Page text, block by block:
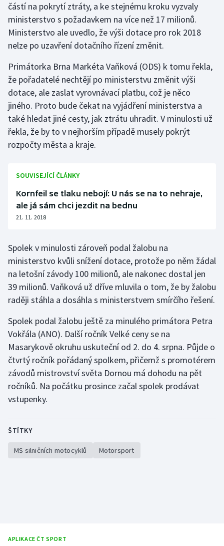
Jezdectví
Judo
Lezení
Lyže a snowboard
Moderní pětiboj
Olympijské hry
Parasport
Plážový volejbal
Ragby
Rychlobruslení
Rychlostní kanoistika
Short track
Sportovní střelba
Stolní tenis
částí na pokrytí ztráty, a ke stejnému kroku vyzvaly
ministerstvo s požadavkem na více než 17 milionů.
Ministerstvo ale uvedlo, že výši dotace pro rok 2018
nelze po uzavření dotačního řízení změnit.
Primátorka Brna Markéta Vaňková (ODS) k tomu řekla,
že pořadatelé nechtějí po ministerstvu změnit výši
dotace, ale zaslat vyrovnávací platbu, což je něco
jiného. Proto bude čekat na vyjádření ministerstva a
také hledat jiné cesty, jak ztrátu uhradit. V minulosti už
řekla, že by to v nejhorším případě musely pokrýt
rozpočty města a kraje.
SOUVISEJÍCÍ ČLÁNKY
Kornfeil se tlaku nebojí: U nás se na to nehraje,
ale já sám chci jezdit na bednu
21. 11. 2018
Spolek v minulosti zároveň podal žalobu na
ministerstvo kvůli snížení dotace, protože po něm žádal
na letošní závody 100 milionů, ale nakonec dostal jen
39 milionů. Vaňková už dříve mluvila o tom, že by žalobu
raději stáhla a dosáhla s ministerstvem smírčího řešení.
Spolek podal žalobu ještě za minulého primátora Petra
Vokřála (ANO). Další ročník Velké ceny se na
Masarykově okruhu uskuteční od 2. do 4. srpna. Půjde o
čtvrtý ročník pořádaný spolkem, přičemž s promotérem
závodů mistrovství světa Dornou má dohodu na pět
ročníků. Na počátku prosince začal spolek prodávat
vstupenky.
ŠTÍTKY
MS silničních motocyklů Motorsport
APLIKACE ČT SPORT